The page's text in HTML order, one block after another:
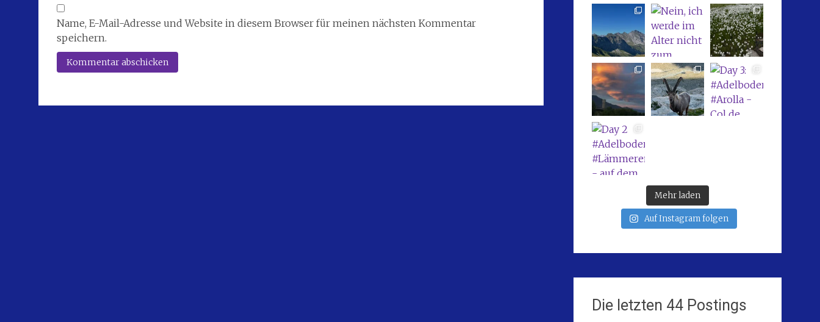
Name, E-Mail-Adresse und Website in diesem Browser für meinen nächsten Kommentar
speichern.
Mehr laden
Auf Instagram folgen
Die letzten 44 Postings